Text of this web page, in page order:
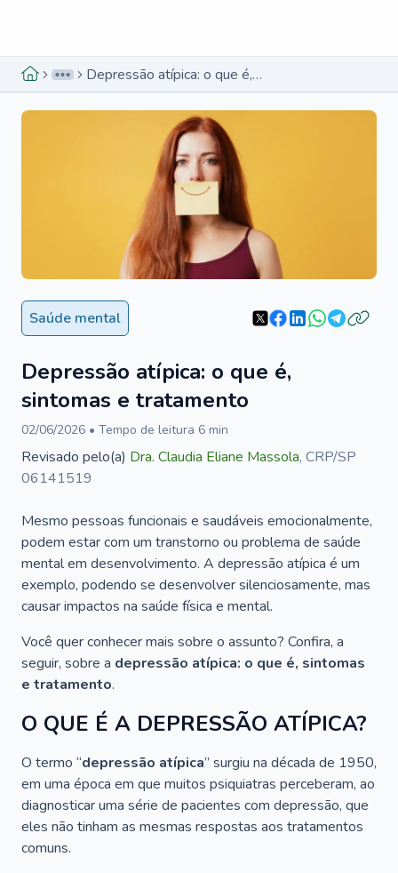
Depressão atípica: o que é, sintomas e tratamento
Saúde mental
Depressão atípica: o que é,
sintomas e tratamento
02/06/2026 • Tempo de leitura 6 min
Revisado pelo(a) Dra. Claudia Eliane Massola, CRP/SP
06141519
Mesmo pessoas funcionais e saudáveis emocionalmente,
podem estar com um transtorno ou problema de saúde
mental em desenvolvimento. A depressão atípica é um
exemplo, podendo se desenvolver silenciosamente, mas
causar impactos na saúde física e mental.
Você quer conhecer mais sobre o assunto? Confira, a
seguir, sobre a depressão atípica: o que é, sintomas
e tratamento.
O QUE É A DEPRESSÃO ATÍPICA?
O termo “depressão atípica” surgiu na década de 1950,
em uma época em que muitos psiquiatras perceberam, ao
diagnosticar uma série de pacientes com depressão, que
eles não tinham as mesmas respostas aos tratamentos
comuns.